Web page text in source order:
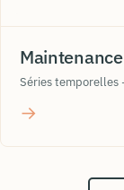
Séries temporelles
→